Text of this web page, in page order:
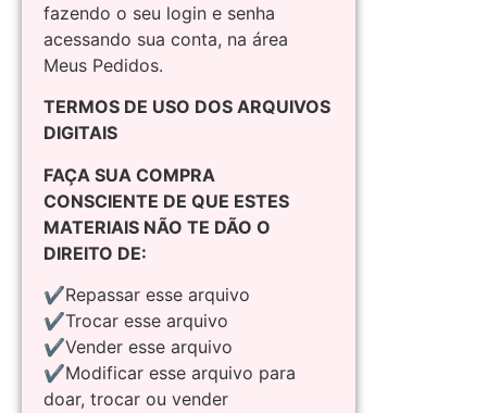
fazendo o seu login e senha
acessando sua conta, na área
Meus Pedidos.
TERMOS DE USO DOS ARQUIVOS
DIGITAIS
FAÇA SUA COMPRA
CONSCIENTE DE QUE ESTES
MATERIAIS NÃO TE DÃO O
DIREITO DE:
✔Repassar esse arquivo
✔Trocar esse arquivo
✔Vender esse arquivo
✔Modificar esse arquivo para
doar, trocar ou vender